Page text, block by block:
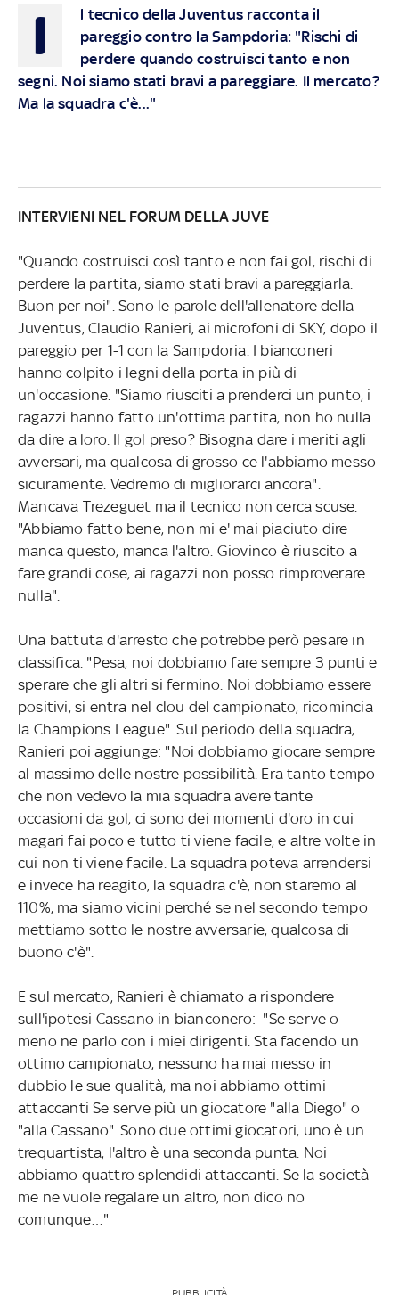
I
l tecnico della Juventus racconta il
pareggio contro la Sampdoria: "Rischi di
perdere quando costruisci tanto e non
segni. Noi siamo stati bravi a pareggiare. Il mercato?
Ma la squadra c'è..."
INTERVIENI NEL FORUM DELLA JUVE
"Quando costruisci così tanto e non fai gol, rischi di
perdere la partita, siamo stati bravi a pareggiarla.
Buon per noi". Sono le parole dell'allenatore della
Juventus, Claudio Ranieri, ai microfoni di SKY, dopo il
pareggio per 1-1 con la Sampdoria. I bianconeri
hanno colpito i legni della porta in più di
un'occasione. "Siamo riusciti a prenderci un punto, i
ragazzi hanno fatto un'ottima partita, non ho nulla
da dire a loro. Il gol preso? Bisogna dare i meriti agli
avversari, ma qualcosa di grosso ce l'abbiamo messo
sicuramente. Vedremo di migliorarci ancora".
Mancava Trezeguet ma il tecnico non cerca scuse.
"Abbiamo fatto bene, non mi e' mai piaciuto dire
manca questo, manca l'altro. Giovinco è riuscito a
fare grandi cose, ai ragazzi non posso rimproverare
nulla".
Una battuta d'arresto che potrebbe però pesare in
classifica. "Pesa, noi dobbiamo fare sempre 3 punti e
sperare che gli altri si fermino. Noi dobbiamo essere
positivi, si entra nel clou del campionato, ricomincia
la Champions League". Sul periodo della squadra,
Ranieri poi aggiunge: "Noi dobbiamo giocare sempre
al massimo delle nostre possibilità. Era tanto tempo
che non vedevo la mia squadra avere tante
occasioni da gol, ci sono dei momenti d'oro in cui
magari fai poco e tutto ti viene facile, e altre volte in
cui non ti viene facile. La squadra poteva arrendersi
e invece ha reagito, la squadra c'è, non staremo al
110%, ma siamo vicini perché se nel secondo tempo
mettiamo sotto le nostre avversarie, qualcosa di
buono c'è".
E sul mercato, Ranieri è chiamato a rispondere
sull'ipotesi Cassano in bianconero: "Se serve o
meno ne parlo con i miei dirigenti. Sta facendo un
ottimo campionato, nessuno ha mai messo in
dubbio le sue qualità, ma noi abbiamo ottimi
attaccanti Se serve più un giocatore "alla Diego" o
"alla Cassano".Sono due ottimi giocatori, uno è un
trequartista, l'altro è una seconda punta. Noi
abbiamo quattro splendidi attaccanti. Se la società
me ne vuole regalare un altro, non dico no
comunque…"